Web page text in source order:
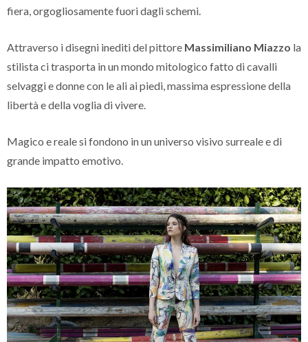
fiera, orgogliosamente fuori dagli schemi.
Attraverso i disegni inediti del pittore Massimiliano Miazzo la
stilista ci trasporta in un mondo mitologico fatto di cavalli
selvaggi e donne con le ali ai piedi, massima espressione della
libertà e della voglia di vivere.
Magico e reale si fondono in un universo visivo surreale e di
grande impatto emotivo.